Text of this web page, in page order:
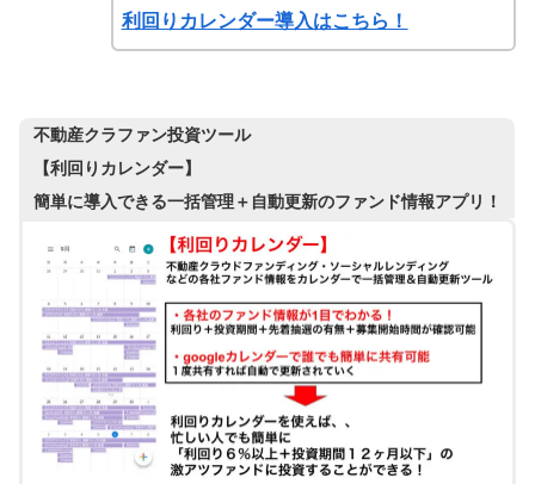
利回りカレンダー導入はこちら！
不動産クラファン投資ツール
【利回りカレンダー】
簡単に導入できる一括管理＋自動更新のファンド情報アプリ！